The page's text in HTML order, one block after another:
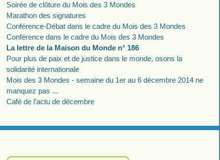
Soirée de clôture du Mois des 3 Mondes
Marathon des signatures
Conférence-Débat dans le cadre du Mois des 3 Mondes
Conférence dans le cadre du Mois des 3 Mondes
La lettre de la Maison du Monde n° 186
Pour plus de paix et de justice dans le monde, osons la
solidarité internationale
Mois des 3 Mondes - semaine du 1er au 6 décembre 2014 ne
manquez pas ...
Café de l’actu de décembre